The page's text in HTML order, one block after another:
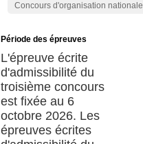
Concours d'organisation nationale
Période des épreuves
L'épreuve écrite
d'admissibilité du
troisième concours
est fixée au 6
octobre 2026. Les
épreuves écrites